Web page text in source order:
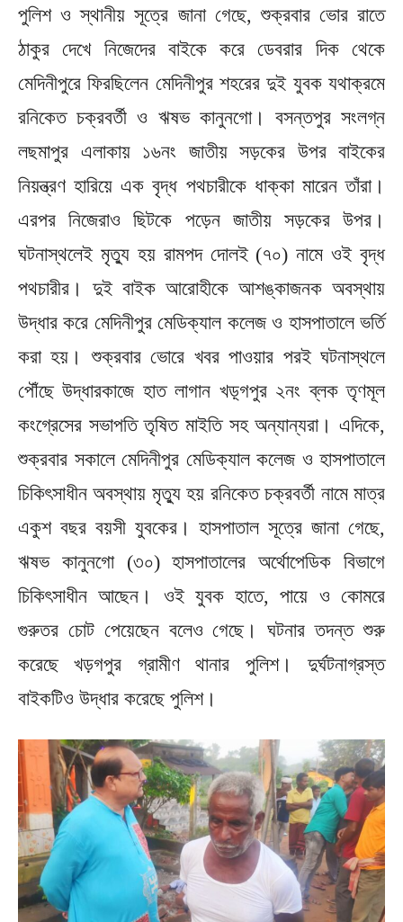
পুলিশ ও স্থানীয় সূত্রে জানা গেছে, শুক্রবার ভোর রাতে
ঠাকুর দেখে নিজেদের বাইকে করে ডেবরার দিক থেকে
মেদিনীপুরে ফিরছিলেন মেদিনীপুর শহরের দুই যুবক যথাক্রমে
রনিকেত চক্রবর্তী ও ঋষভ কানুনগো। বসন্তপুর সংলগ্ন
লছমাপুর এলাকায় ১৬নং জাতীয় সড়কের উপর বাইকের
নিয়ন্ত্রণ হারিয়ে এক বৃদ্ধ পথচারীকে ধাক্কা মারেন তাঁরা।
এরপর নিজেরাও ছিটকে পড়েন জাতীয় সড়কের উপর।
ঘটনাস্থলেই মৃত্যু হয় রামপদ দোলই (৭০) নামে ওই বৃদ্ধ
পথচারীর। দুই বাইক আরোহীকে আশঙ্কাজনক অবস্থায়
উদ্ধার করে মেদিনীপুর মেডিক্যাল কলেজ ও হাসপাতালে ভর্তি
করা হয়। শুক্রবার ভোরে খবর পাওয়ার পরই ঘটনাস্থলে
পৌঁছে উদ্ধারকাজে হাত লাগান খড়্গপুর ২নং ব্লক তৃণমূল
কংগ্রেসের সভাপতি তৃষিত মাইতি সহ অন্যান্যরা। এদিকে,
শুক্রবার সকালে মেদিনীপুর মেডিক্যাল কলেজ ও হাসপাতালে
চিকিৎসাধীন অবস্থায় মৃত্যু হয় রনিকেত চক্রবর্তী নামে মাত্র
একুশ বছর বয়সী যুবকের। হাসপাতাল সূত্রে জানা গেছে,
ঋষভ কানুনগো (৩০) হাসপাতালের অর্থোপেডিক বিভাগে
চিকিৎসাধীন আছেন। ওই যুবক হাতে, পায়ে ও কোমরে
গুরুতর চোট পেয়েছেন বলেও গেছে। ঘটনার তদন্ত শুরু
করেছে খড়গপুর গ্রামীণ থানার পুলিশ। দুর্ঘটনাগ্রস্ত
বাইকটিও উদ্ধার করেছে পুলিশ।